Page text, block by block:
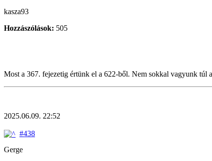
kasza93
Hozzászólások: 505
Most a 367. fejezetig értünk el a 622-ből. Nem sokkal vagyunk túl
2025.06.09. 22:52
#438
Gerge